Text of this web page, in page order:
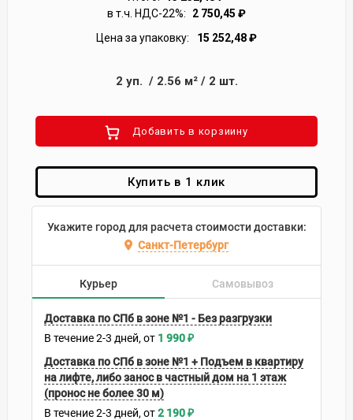
в т.ч. НДС-22%:
2 750,45 ₽
Цена за упаковку:
15 252,48₽
2 уп. / 2.56 м²/ 2 шт.
Добавить в корзиину
Купить в 1 клик
Укажите город для расчета стоимости доставки:
Санкт-Петербург
Курьер Самовывоз
Доставка по СПб в зоне №1 - Без разгрузки
В течение2-3 дней 1 990₽
Доставка по СПб в зоне №1 + Подъем в квартиру
на лифте, либо занос в частный дом на 1 этаж
(пронос не более 30 м)
В течение2-3 дней 2 190₽